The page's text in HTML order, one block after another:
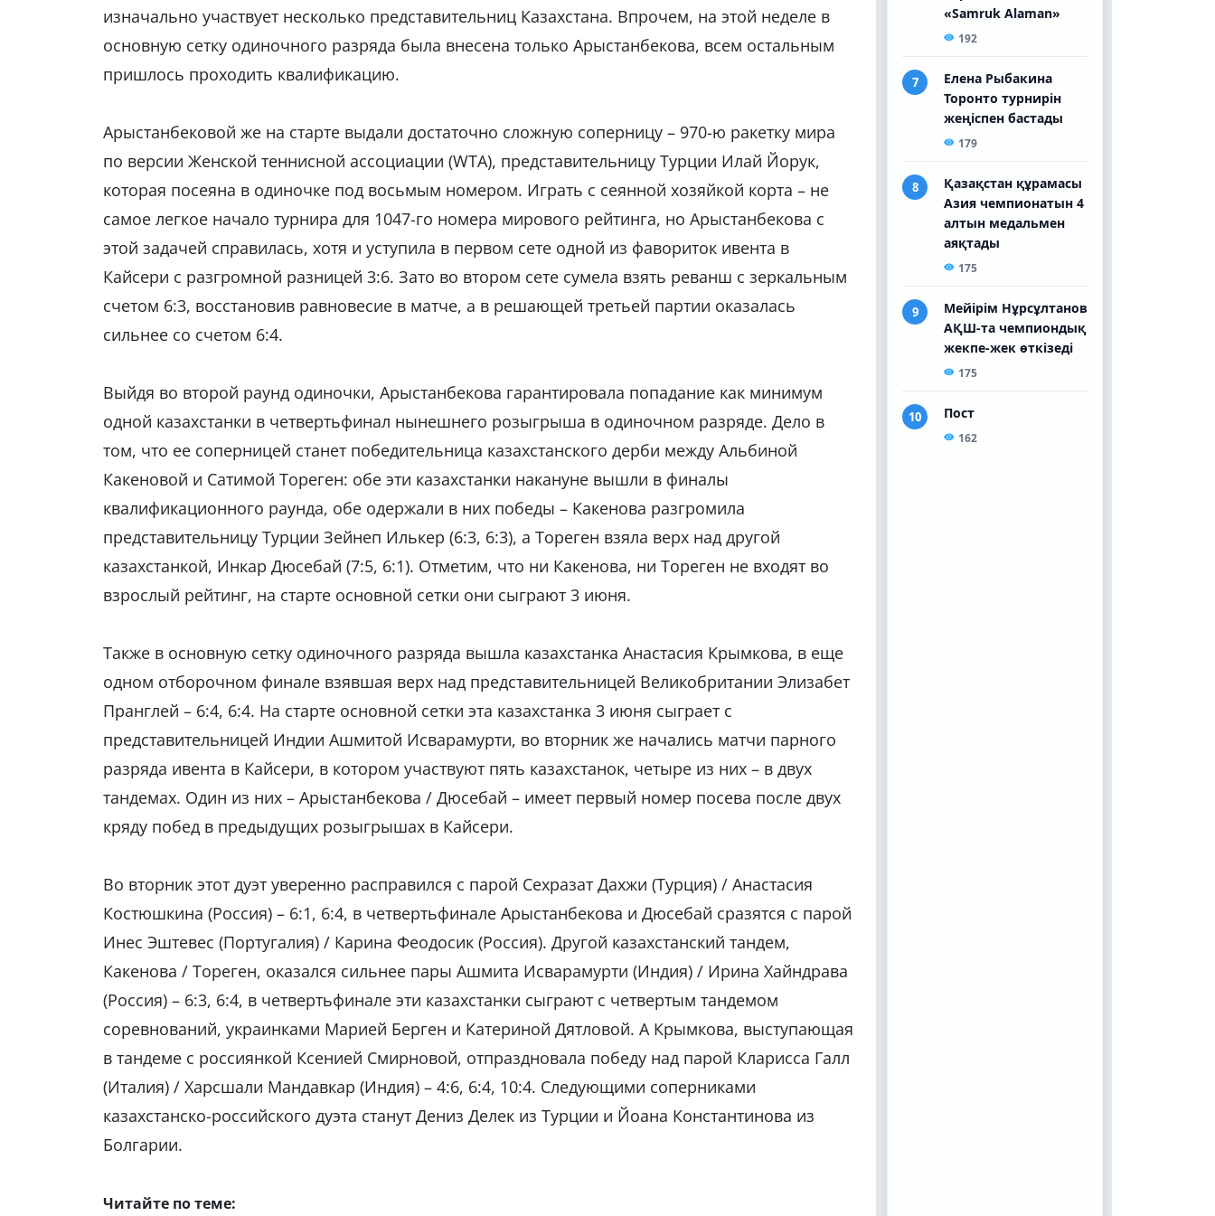
изначально участвует несколько представительниц Казахстана. Впрочем, на этой неделе в
основную сетку одиночного разряда была внесена только Арыстанбекова, всем остальным
пришлось проходить квалификацию.
Арыстанбековой же на старте выдали достаточно сложную соперницу – 970-ю ракетку мира
по версии Женской теннисной ассоциации (WTA), представительницу Турции Илай Йорук,
которая посеяна в одиночке под восьмым номером. Играть с сеянной хозяйкой корта – не
самое легкое начало турнира для 1047-го номера мирового рейтинга, но Арыстанбекова с
этой задачей справилась, хотя и уступила в первом сете одной из фавориток ивента в
Кайсери с разгромной разницей 3:6. Зато во втором сете сумела взять реванш с зеркальным
счетом 6:3, восстановив равновесие в матче, а в решающей третьей партии оказалась
сильнее со счетом 6:4.
Выйдя во второй раунд одиночки, Арыстанбекова гарантировала попадание как минимум
одной казахстанки в четвертьфинал нынешнего розыгрыша в одиночном разряде. Дело в
том, что ее соперницей станет победительница казахстанского дерби между Альбиной
Какеновой и Сатимой Тореген: обе эти казахстанки накануне вышли в финалы
квалификационного раунда, обе одержали в них победы – Какенова разгромила
представительницу Турции Зейнеп Илькер (6:3, 6:3), а Тореген взяла верх над другой
казахстанкой, Инкар Дюсебай (7:5, 6:1). Отметим, что ни Какенова, ни Тореген не входят во
взрослый рейтинг, на старте основной сетки они сыграют 3 июня.
Также в основную сетку одиночного разряда вышла казахстанка Анастасия Крымкова, в еще
одном отборочном финале взявшая верх над представительницей Великобритании Элизабет
Пранглей – 6:4, 6:4. На старте основной сетки эта казахстанка 3 июня сыграет с
представительницей Индии Ашмитой Исварамурти, во вторник же начались матчи парного
разряда ивента в Кайсери, в котором участвуют пять казахстанок, четыре из них – в двух
тандемах. Один из них – Арыстанбекова / Дюсебай – имеет первый номер посева после двух
кряду побед в предыдущих розыгрышах в Кайсери.
Во вторник этот дуэт уверенно расправился с парой Сехразат Дахжи (Турция) / Анастасия
Костюшкина (Россия) – 6:1, 6:4, в четвертьфинале Арыстанбекова и Дюсебай сразятся с парой
Инес Эштевес (Португалия) / Карина Феодосик (Россия). Другой казахстанский тандем,
Какенова / Тореген, оказался сильнее пары Ашмита Исварамурти (Индия) / Ирина Хайндрава
(Россия) – 6:3, 6:4, в четвертьфинале эти казахстанки сыграют с четвертым тандемом
соревнований, украинками Марией Берген и Катериной Дятловой. А Крымкова, выступающая
в тандеме с россиянкой Ксенией Смирновой, отпраздновала победу над парой Кларисса Галл
(Италия) / Харсшали Мандавкар (Индия) – 4:6, 6:4, 10:4. Следующими соперниками
казахстанско-российского дуэта станут Дениз Делек из Турции и Йоана Константинова из
Болгарии.
Читайте по теме: